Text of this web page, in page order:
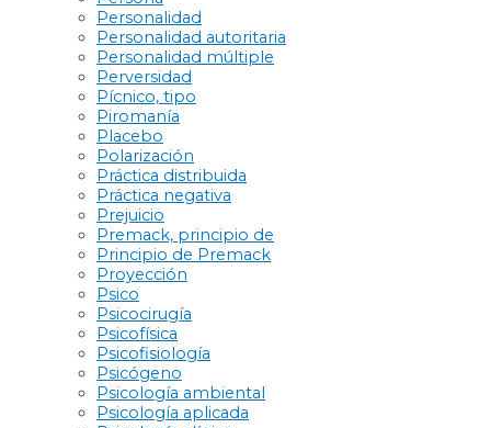
Personalidad
Personalidad autoritaria
Personalidad múltiple
Perversidad
Pícnico, tipo
Piromanía
Placebo
Polarización
Práctica distribuida
Práctica negativa
Prejuicio
Premack, principio de
Principio de Premack
Proyección
Psico
Psicocirugía
Psicofísica
Psicofisiología
Psicógeno
Psicología ambiental
Psicología aplicada